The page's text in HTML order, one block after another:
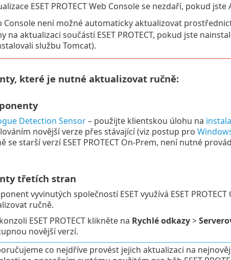
ESET PROTECT Web Console se nezdaří, pokud
Console není možné automaticky aktualizovat
na aktualizaci součástí ESET PROTECT, pokud jste
službu Tomcat).
které je nutné aktualizovat ručně:
Detection Sensor– použijte klientskou úlohu na
novější verze přes stávající (viz postup pro
se starší verzí ESET PROTECT On-Prem, není nutné
třetích stran
vyvinutých společností ESET využívá ESET
ručně.
ESET PROTECT klikněte na Rychlé odkazy>
novější verzí.
co nejdříve provést jejich aktualizaci na